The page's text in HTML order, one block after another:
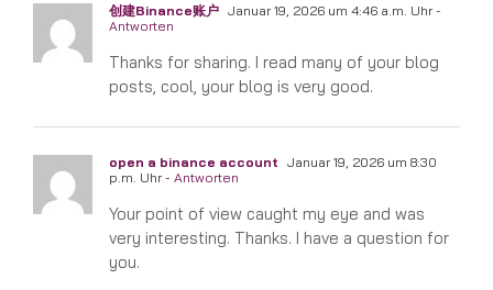
创建Binance账户 Januar 19, 2026 um 4:46 a.m. Uhr-
Antworten
Thanks for sharing. I read many of your blog
posts, cool, your blog is very good.
open a binance account Januar 19, 2026 um 8:30
p.m. Uhr- Antworten
Your point of view caught my eye and was
very interesting. Thanks. I have a question for
you.